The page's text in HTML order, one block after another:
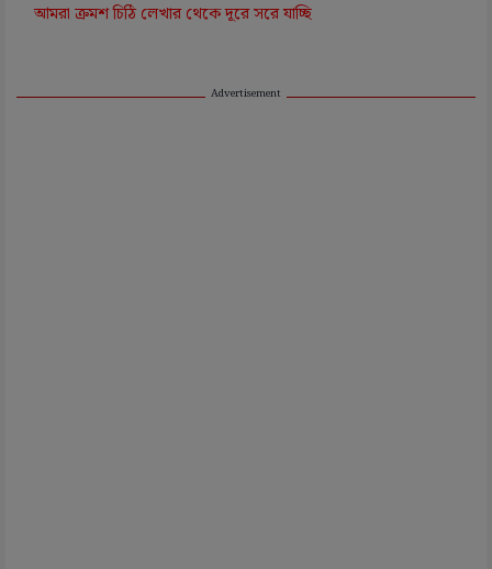
আমরা ক্রমশ চিঠি লেখার থেকে দূরে সরে যাচ্ছি
Advertisement